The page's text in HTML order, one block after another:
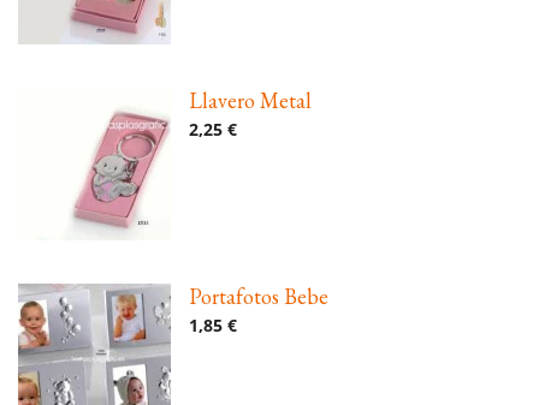
Llavero Metal
2,25 €
Portafotos Bebe
1,85 €